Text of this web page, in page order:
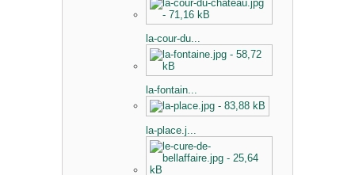
la-cour-du...
la-fontain...
la-place.j...